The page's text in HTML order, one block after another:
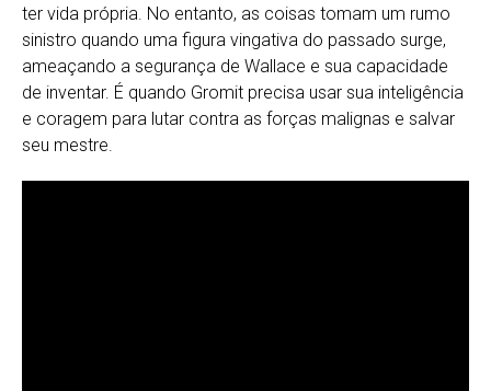
ter vida própria. No entanto, as coisas tomam um rumo
sinistro quando uma figura vingativa do passado surge,
ameaçando a segurança de Wallace e sua capacidade
de inventar. É quando Gromit precisa usar sua inteligência
e coragem para lutar contra as forças malignas e salvar
seu mestre.